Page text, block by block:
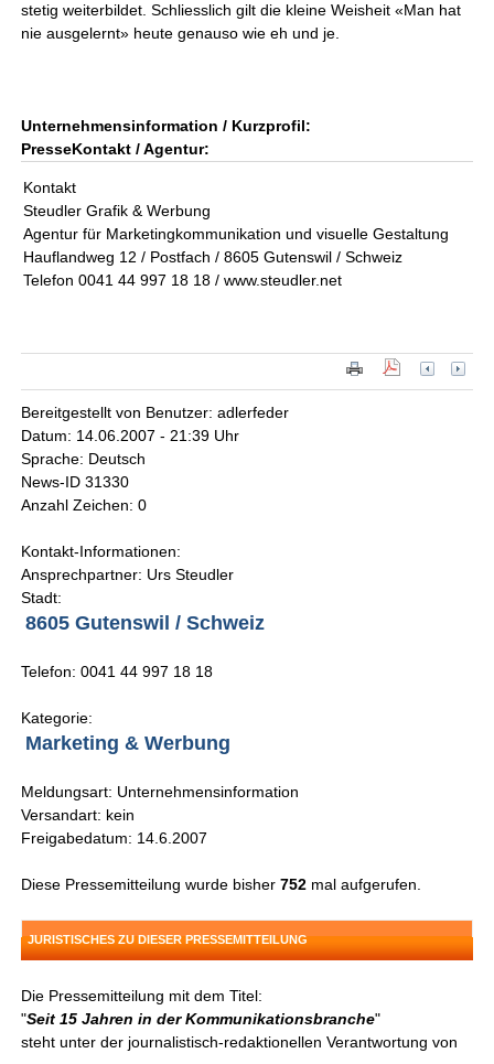
stetig weiterbildet. Schliesslich gilt die kleine Weisheit «Man hat
nie ausgelernt» heute genauso wie eh und je.
Unternehmensinformation / Kurzprofil:
PresseKontakt / Agentur:
Kontakt
Steudler Grafik & Werbung
Agentur für Marketingkommunikation und visuelle Gestaltung
Hauflandweg 12 / Postfach / 8605 Gutenswil / Schweiz
Telefon 0041 44 997 18 18 / www.steudler.net
Bereitgestellt von Benutzer: adlerfeder
Datum: 14.06.2007 - 21:39 Uhr
Sprache: Deutsch
News-ID 31330
Anzahl Zeichen: 0
Kontakt-Informationen:
Ansprechpartner: Urs Steudler
Stadt:
8605 Gutenswil / Schweiz
Telefon: 0041 44 997 18 18
Kategorie:
Marketing & Werbung
Meldungsart: Unternehmensinformation
Versandart: kein
Freigabedatum: 14.6.2007
Diese Pressemitteilung wurde bisher752 mal aufgerufen.
JURISTISCHES ZU DIESER PRESSEMITTEILUNG
Die Pressemitteilung mit dem Titel:
"Seit 15 Jahren in der Kommunikationsbranche"
steht unter der journalistisch-redaktionellen Verantwortung von